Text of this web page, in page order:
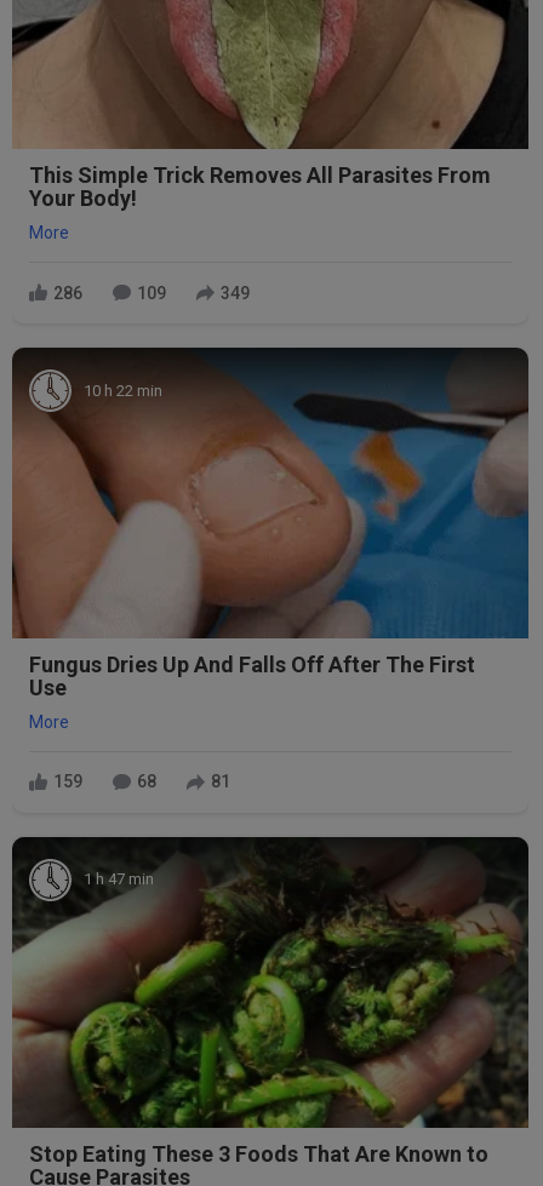
This Simple Trick Removes All Parasites From
Your Body!
More
286 109 349
10 h 22 min
Fungus Dries Up And Falls Off After The First
Use
More
159 68 81
1 h 47 min
Stop Eating These 3 Foods That Are Known to
Cause Parasites